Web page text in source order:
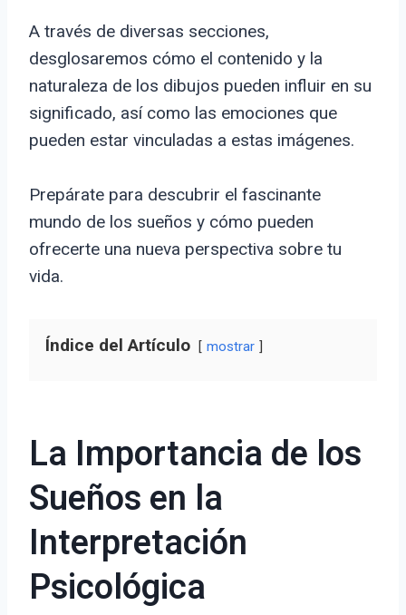
A través de diversas secciones,
desglosaremos cómo el contenido y la
naturaleza de los dibujos pueden influir en su
significado, así como las emociones que
pueden estar vinculadas a estas imágenes.
Prepárate para descubrir el fascinante
mundo de los sueños y cómo pueden
ofrecerte una nueva perspectiva sobre tu
vida.
Índice del Artículo mostrar
La Importancia de los
Sueños en la
Interpretación
Psicológica